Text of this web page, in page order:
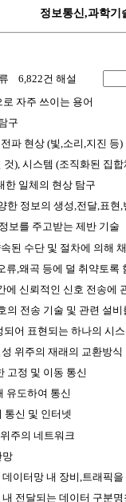
정보통신,과학기
6,822건 해설
자주 쓰이는 용어
구
파 현상 (빛,소리,지진 등)
것), 시스템 (조직화된 집합
한 일체의 현상 탐구
한 정보의 생성,전달,표현
보를 주고받는 제반 기술
된 수단 및 절차에 의해
류,왜곡 등에 덜 취약토록
에 신뢰적인 신호 전송에
의 전송 기술 및 관련 설비
되어 표현되는 하나의 시
위주의 재래의 교환방식
고정 및 이동 통신
유도하여 통신
통신 및 인터넷
주의 네트워크
망
데이터망 내 장비,트래픽
전달되는 데이터 구분명